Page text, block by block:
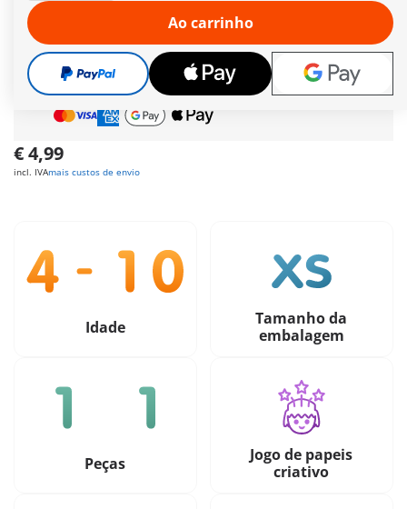
a partir de 60 € | a partir de
(Açores ou Madeira)
Oferta grátisa partir de30 €
Pagamento seguro
e flexível
€ 4,99
incl. IVAmais custos de envio
Ao carrinho
Idade
Tamanho da
embalagem
Peças
Jogo de papeis
criativo